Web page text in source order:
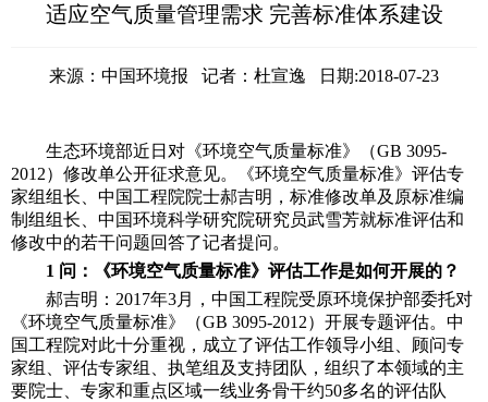
再生水知识
城镇污水回用
工业废水回用
技术资料
政策法规
学术交流
学术前沿
适应空气质量管理需求 完善标准体系建设
来源：中国环境报 记者：杜宣逸 日期:2018-07-23
生态环境部近日对《环境空气质量标准》（GB 3095-
2012）修改单公开征求意见。《环境空气质量标准》评估专
家组组长、中国工程院院士郝吉明，标准修改单及原标准编
制组组长、中国环境科学研究院研究员武雪芳就标准评估和
修改中的若干问题回答了记者提问。
1 问：《环境空气质量标准》评估工作是如何开展的？
郝吉明：2017年3月，中国工程院受原环境保护部委托对
《环境空气质量标准》（GB 3095-2012）开展专题评估。中
国工程院对此十分重视，成立了评估工作领导小组、顾问专
家组、评估专家组、执笔组及支持团队，组织了本领域的主
要院士、专家和重点区域一线业务骨干约50多名的评估队